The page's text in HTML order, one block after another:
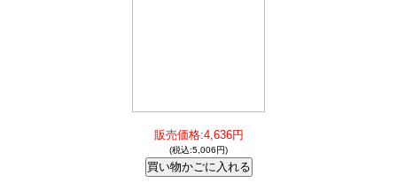
販売価格:4,636円
(税込:5,006円)